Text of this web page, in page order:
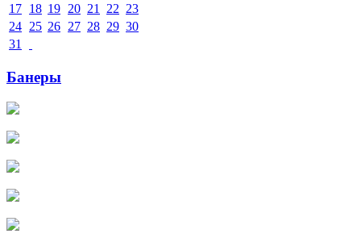
17 18 19 20 21 22 23
24 25 26 27 28 29 30
31
Банеры